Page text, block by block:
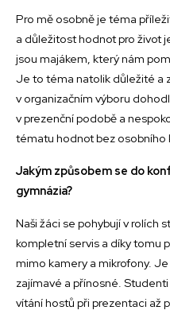
Pro mě osobně je téma
a důležitost hodnot pro život
jsou majákem, který nám
Je to téma natolik důležité a
v organizačním výboru
v prezenční podobě a
tématu hodnot bez osobního
Jakým způsobem se do
gymnázia?
Naši žáci se pohybují v rolích
kompletní servis a díky tomu
mimo kamery a mikrofony.
zajímavé a přínosné.
vítání hostů při prezentaci až